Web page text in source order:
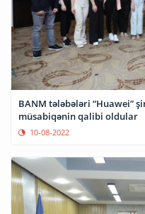
BANM tələbələri “Huawei”
müsabiqənin qalibi oldular
10-08-2022